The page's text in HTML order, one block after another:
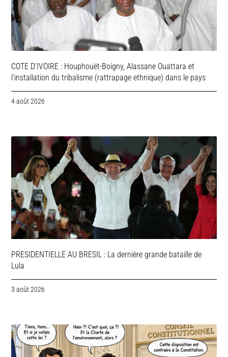
COTE D’IVOIRE : Houphouët-Boigny, Alassane Ouattara et
l’installation du tribalisme (rattrapage ethnique) dans le pays
4 août 2026
PRESIDENTIELLE AU BRESIL : La dernière grande bataille de
Lula
3 août 2026